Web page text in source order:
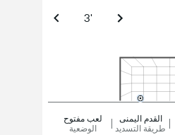
3'
لعب مفتوح
الوضعية
القدم اليمنى
طريقة التسديد